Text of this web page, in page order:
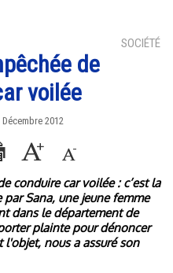
SOCIÉTÉ
de
voilée
2012
conduire car voilée : c’est la
Sana, une jeune femme
dans le département de
plainte pour dénoncer
nous a assuré son